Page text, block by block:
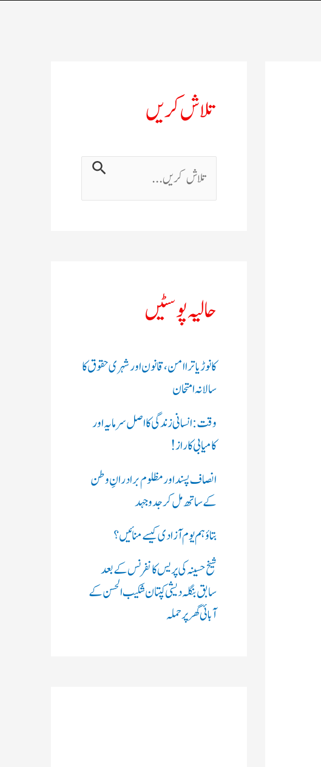
تلاش کریں
ت
ل
ر
ں
حالیہ پوسٹیں
کانوڑ یاترا امن،قانون اور شہری حقوق کا
سالانہ امتحان
وقت: انسانی زندگی کا اصل سرمایہ اور
کامیابی کا راز !
انصاف پسند اور مظلوم برادرانِ وطن
کے ساتھ مل کر جدوجہد
بتاؤ ہم یوم آزادی کیسے منائیں؟
شیخ حسینہ کی پریس کانفرنس کے بعد
سابق بنگلہ دیشی کپتان شکیب الحسن کے
آبائی گھر پر حملہ